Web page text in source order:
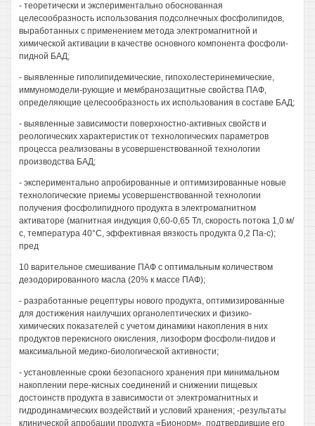
- теоретически и экспериментально обоснованная
целесообразность использования подсолнечных фосфолипидов,
выработанных с применением метода электромагнитной и
химической активации в качестве основного компонента фосфоли-
пидной БАД;
- выявленные гиполипидемические, гипохолестеринемические,
иммуномодели-рующие и мембранозащитные свойства ПАФ,
определяющие целесообразность их использования в составе БАД;
- выявленные зависимости поверхностно-активных свойств и
реологических характеристик от технологических параметров
процесса реализованы в усовершенствованной технологии
производства БАД;
- экспериментально апробированные и оптимизированные новые
технологические приемы усовершенствованной технологии
получения фосфолипидного продукта в электромагнитном
активаторе (магнитная индукция 0,60-0,65 Тл, скорость потока 1,0 м/
с, температура 40°С, эффективная вязкость продукта 0,2 Па-с);
пред
10 варительное смешивание ПАФ с оптимальным количеством
дезодорированного масла (20% к массе ПАФ);
- разработанные рецептуры нового продукта, оптимизированные
для достижения наилучших органолептических и физико-
химических показателей с учетом динамики накопления в них
продуктов перекисного окисления, лизоформ фосфоли-пидов и
максимальной медико-биологической активности;
- установленные сроки безопасного хранения при минимальном
накоплении пере-кисных соединений и снижении пищевых
достоинств продукта в зависимости от электромагнитных и
гидродинамических воздействий и условий хранения; -результаты
клинической апробации продукта «Бионорм», подтвердившие его